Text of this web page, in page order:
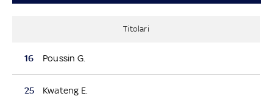
Titolari
16 Poussin G.
25 Kwateng E.